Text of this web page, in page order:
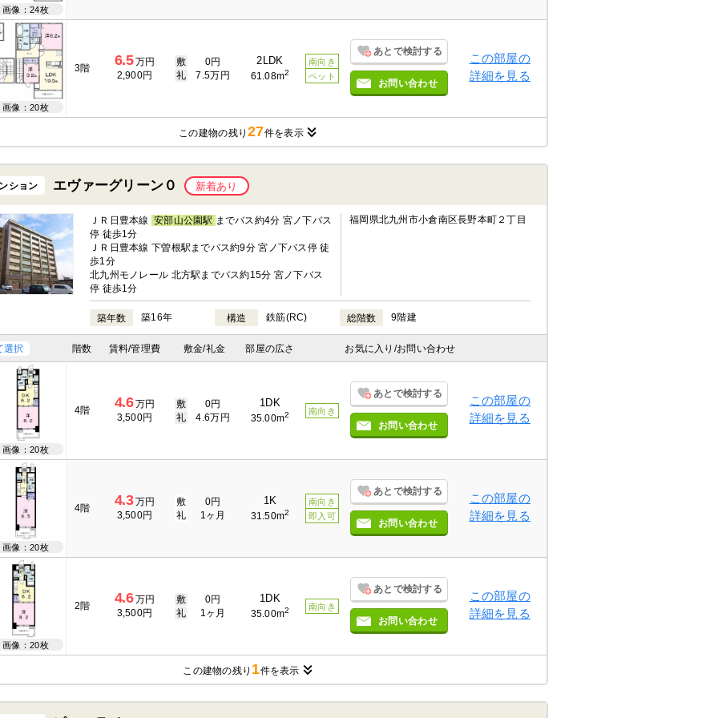
画像：24枚
画像：20枚
3階 6.5万円
2,900円
敷
0円
礼
7.5万円
2LDK
61.08m2
南向き
ペット
あとで検討する
お問い合わせ
この部屋の
詳細を見る
この建物の残り27件を表示
ション エヴァーグリーン０ 新着あり
ＪＲ日豊本線 安部山公園駅 までバス約4分 宮ノ下バス
停 徒歩1分
ＪＲ日豊本線 下曽根駅までバス約9分 宮ノ下バス停 徒
歩1分
北九州モノレール 北方駅までバス約15分 宮ノ下バス
停 徒歩1分
福岡県北九州市小倉南区長野本町２丁目
築年数 築16年 構造 鉄筋(RC) 総階数 9階建
選択 階数 賃料/管理費 敷金/礼金 部屋の広さ お気に入り /お問い合わせ
画像：20枚
4階 4.6万円
3,500円
敷
0円
礼
4.6万円
1DK
35.00m2 南向き
あとで検討する
お問い合わせ
この部屋の
詳細を見る
画像：20枚
4階 4.3万円
3,500円
敷
0円
礼
1ヶ月
1K
31.50m2
南向き
即入可
あとで検討する
お問い合わせ
この部屋の
詳細を見る
画像：20枚
2階 4.6万円
3,500円
敷
0円
礼
1ヶ月
1DK
35.00m2 南向き
あとで検討する
お問い合わせ
この部屋の
詳細を見る
この建物の残り 1件を表示